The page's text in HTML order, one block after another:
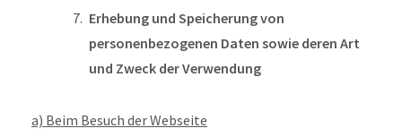
Erhebung und Speicherung von
personenbezogenen Daten sowie deren Art
und Zweck der Verwendung
a) Beim Besuch der Webseite